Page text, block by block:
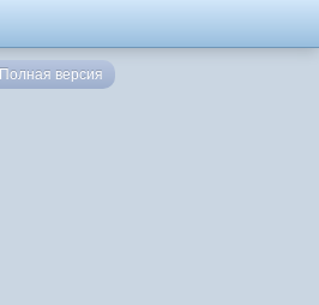
Полная версия